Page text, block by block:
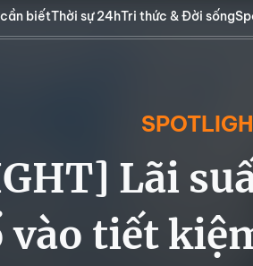
biếtThời sự 24hTri thức & Đời sống
Lãi
vào tiết